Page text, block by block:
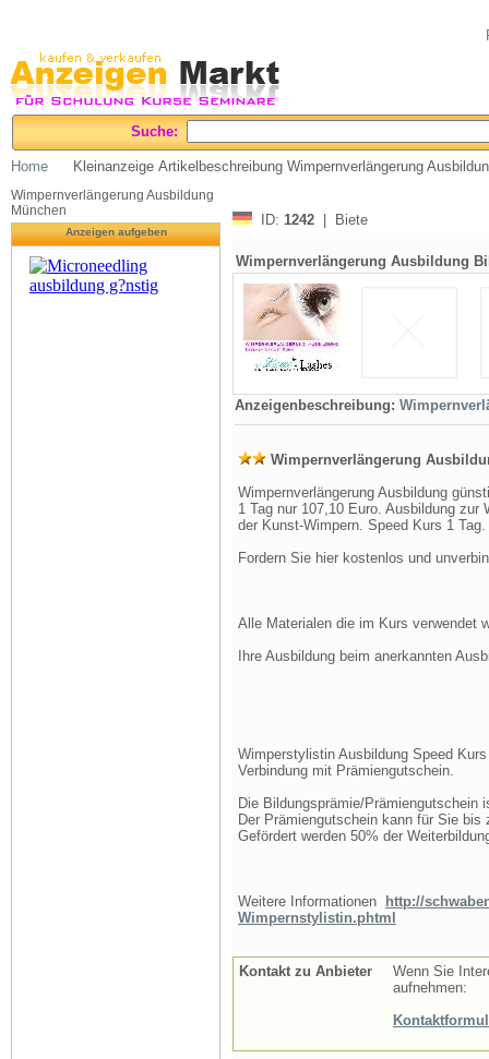
Suche:
Home Kleinanzeige Artikelbeschreibung Wimpernverlängerung
Wimpernverlängerung Ausbildung
München
Anzeigen aufgeben
ID: 1242 | Biete
Wimpernverlängerung Ausbildung
Anzeigenbeschreibung:
Wimpernverlängerung
Wimpernverlängerung Ausbildung
1 Tag nur 107,10 Euro. Ausbildung
der Kunst-Wimpern. Speed Kurs 1 Tag.
Fordern Sie hier kostenlos und
Alle Materialen die im Kurs verwendet
Ihre Ausbildung beim anerkannten
Wimperstylistin Ausbildung Speed
Verbindung mit Prämiengutschein.
Die Bildungsprämie/
Der Prämiengutschein kann für Sie bis
Gefördert werden 50% der
Weitere Informationen
http://
Wimpernstylistin.phtml
Kontakt zu Anbieter
Wenn Sie
aufnehmen: